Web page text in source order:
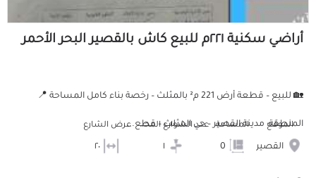
أراضي سكنية ٢٢١م للبيع كاش بالقصير البحر الأحمر
🏡 للبيع – قطعة أرض 221 م² بالمثلث – رخصة بناء كامل المساحة 📍
المنطقة: مدينة القصير – حي المثلث – قطع...
الموقع
القصير
المساحة عدد الشوارع المحيطه عرض الشارع